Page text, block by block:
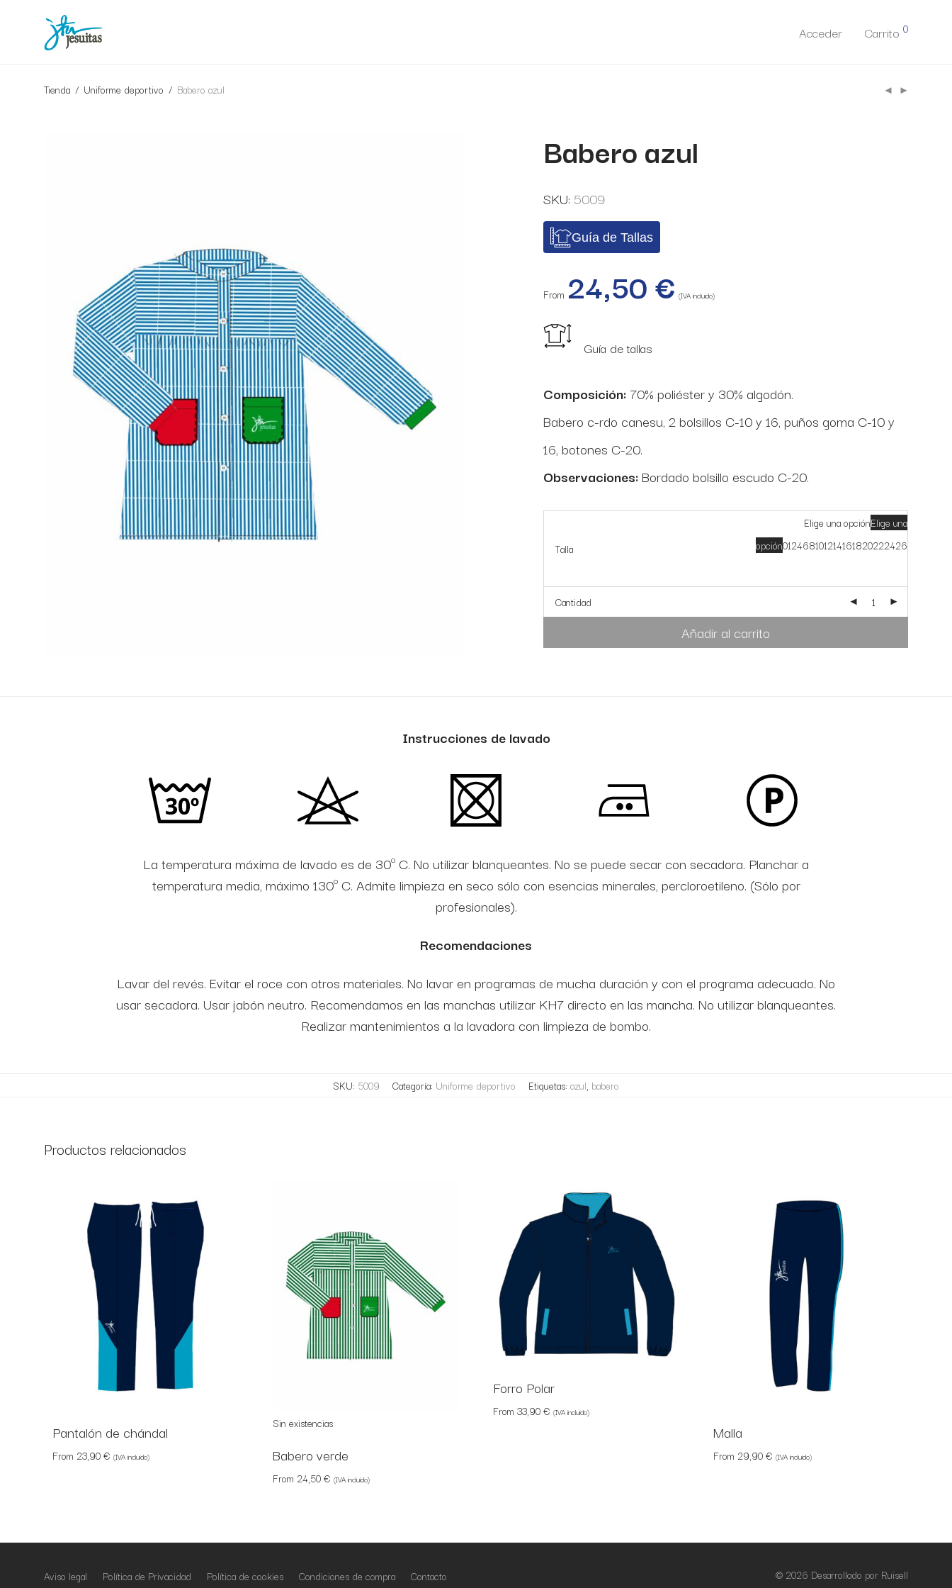
Acceder Carrito 0
Tienda / Uniforme deportivo / Babero azul
Babero azul
SKU: 5009
Guía de Tallas
From 24,50€ (IVA incluido)
Guía de tallas
Composición: 70% poliéster y 30% algodón.
Babero c-rdo canesu, 2 bolsillos C-10 y 16, puños goma C-10 y
16, botones C-20.
Observaciones: Bordado bolsillo escudo C-20.
Talla
Elige una opciónElige una
opción012468101214161820222426
Cantidad
Añadir al carrito
Instrucciones de lavado
La temperatura máxima de lavado es de 30º C. No utilizar blanqueantes. No se puede secar con secadora. Planchar a
temperatura media, máximo 130º C. Admite limpieza en seco sólo con esencias minerales, percloroetileno. (Sólo por
profesionales).
Recomendaciones
Lavar del revés. Evitar el roce con otros materiales. No lavar en programas de mucha duración y con el programa adecuado. No
usar secadora. Usar jabón neutro. Recomendamos en las manchas utilizar KH7 directo en las mancha. No utilizar blanqueantes.
Realizar mantenimientos a la lavadora con limpieza de bombo.
SKU: 5009 Categoría: Uniforme deportivo Etiquetas: azul, babero
Productos relacionados
Pantalón de chándal
From 23,90€ (IVA incluido) Babero verde
From 24,50€ (IVA incluido)
Forro Polar
From 33,90€ (IVA incluido)
Malla
From 29,90€ (IVA incluido)
Aviso legal Política de Privacidad Política de cookies Condiciones de compra Contacto © 2026 Desarrollado por Ruisell